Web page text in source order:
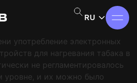
RU
употребление электронных
для нагревания табака в
не регламентировалось
уровне, и их можно было